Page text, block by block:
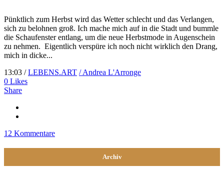
Pünktlich zum Herbst wird das Wetter schlecht und das Verlangen,
sich zu belohnen groß. Ich mache mich auf in die Stadt und bummle
die Schaufenster entlang, um die neue Herbstmode in Augenschein
zu nehmen. Eigentlich verspüre ich noch nicht wirklich den Drang,
mich in dicke...
13:03 /LEBENS.ART / Andrea L'Arronge
0 Likes
Share
12 Kommentare
Archiv